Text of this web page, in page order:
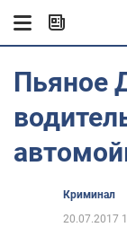
Пьяное
Криминал
20.07.2017